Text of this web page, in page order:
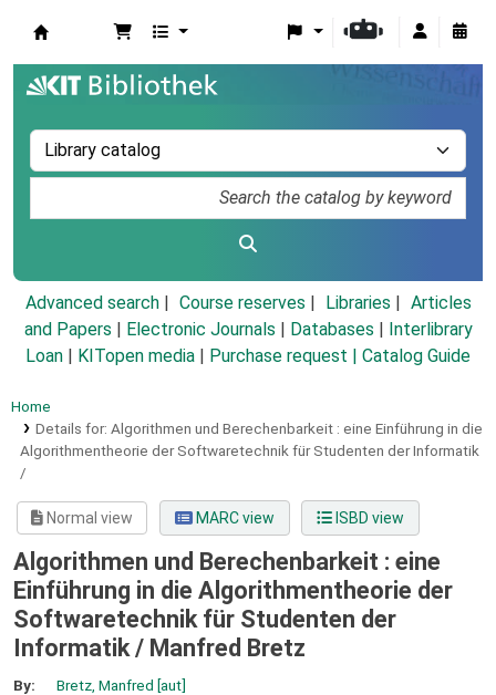
Advanced search Course reserves Libraries
Articles
and Papers
Electronic Journals Databases
Interlibrary
Loan
KITopen media Purchase request | Catalog Guide
Home
Details for: Algorithmen und Berechenbarkeit : eine Einführung in die
Algorithmentheorie der Softwaretechnik für Studenten der Informatik
/
Normal view MARC view ISBD view
Algorithmen und Berechenbarkeit : eine
Einführung in die Algorithmentheorie der
Softwaretechnik für Studenten der
Informatik / Manfred Bretz
By: Bretz, Manfred [aut]